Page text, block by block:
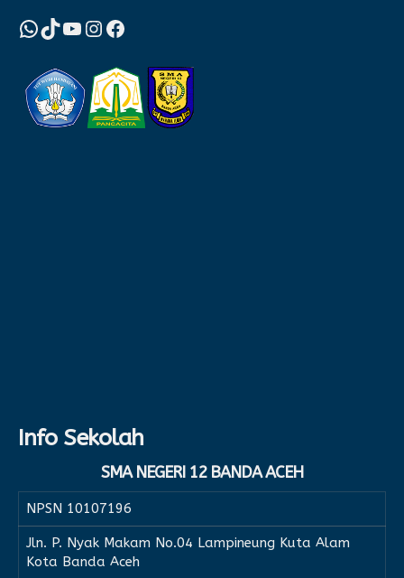
WhatsApp
TikTok
YouTube
Instagram
Facebook
Info Sekolah
SMA NEGERI 12 BANDA ACEH
NPSN 10107196
Jln. P. Nyak Makam No.04 Lampineung Kuta Alam
Kota Banda Aceh